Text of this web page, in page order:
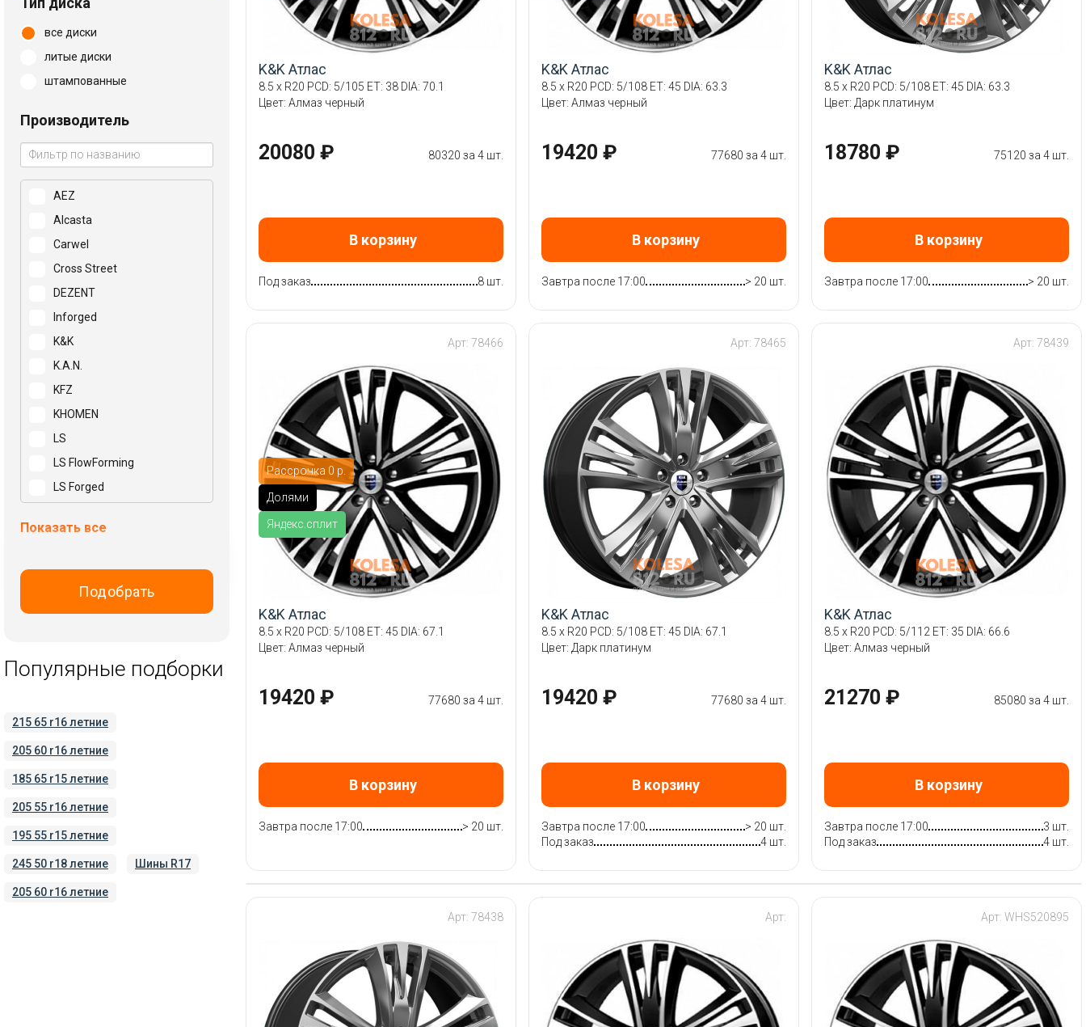
все диски
литые диски
штампованные
Производитель
AEZ
Alcasta
Carwel
Cross Street
DEZENT
Inforged
K&K
K.A.N.
KFZ
KHOMEN
LS
LS FlowForming
LS Forged
N2O
Trebl
Wheels UP
X Trike
iFree
Скад
Показать все
Подобрать
Популярные подборки
215 65 r16 летние
205 60 r16 летние
185 65 r15 летние
205 55 r16 летние
195 55 r15 летние
245 50 r18 летние Шины R17
205 60 r16 летние
K&K Атлас
8.5 x R20 PCD: 5/105 ET: 38 DIA: 70.1
Цвет: Алмаз черный
20080 ₽ 80320 за 4 шт.
В корзину
Под заказ 8 шт.
K&K Атлас
8.5 x R20 PCD: 5/108 ET: 45 DIA: 63.3
Цвет: Алмаз черный
19420 ₽ 77680 за 4 шт.
В корзину
Завтра после 17:00 > 20 шт.
K&K Атлас
8.5 x R20 PCD: 5/108 ET: 45 DIA: 63.3
Цвет: Дарк платинум
18780 ₽ 75120 за 4 шт.
В корзину
Завтра после 17:00 > 20 шт.
Рассрочка 0 р.
Долями
Яндекс.сплит
Арт: 78466
K&K Атлас
8.5 x R20 PCD: 5/108 ET: 45 DIA: 67.1
Цвет: Алмаз черный
19420 ₽ 77680 за 4 шт.
В корзину
Завтра после 17:00 > 20 шт.
Арт: 78465
K&K Атлас
8.5 x R20 PCD: 5/108 ET: 45 DIA: 67.1
Цвет: Дарк платинум
19420 ₽ 77680 за 4 шт.
В корзину
Завтра после 17:00
> 20 шт.
Под заказ
4 шт.
Арт: 78439
K&K Атлас
8.5 x R20 PCD: 5/112 ET: 35 DIA: 66.6
Цвет: Алмаз черный
21270 ₽ 85080 за 4 шт.
В корзину
Завтра после 17:00
3 шт.
Под заказ
4 шт.
Арт: 78438 Арт: Арт: WHS520895